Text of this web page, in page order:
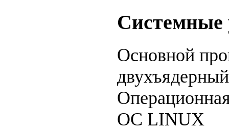
Системные
Основной
ОС LINUX